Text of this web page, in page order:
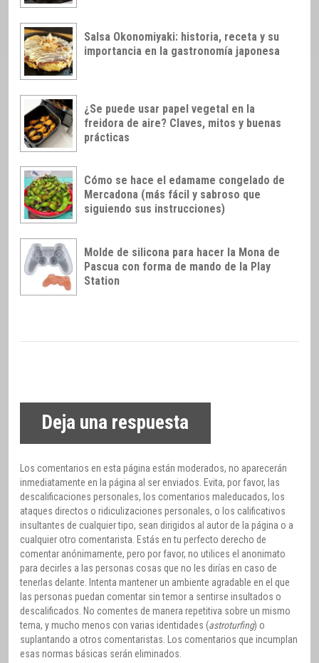
Salsa Okonomiyaki: historia, receta y su
importancia en la gastronomía japonesa
¿Se puede usar papel vegetal en la
freidora de aire? Claves, mitos y buenas
prácticas
Cómo se hace el edamame congelado de
Mercadona (más fácil y sabroso que
siguiendo sus instrucciones)
Molde de silicona para hacer la Mona de
Pascua con forma de mando de la Play
Station
Deja una respuesta
Los comentarios en esta página están moderados, no aparecerán
inmediatamente en la página al ser enviados. Evita, por favor, las
descalificaciones personales, los comentarios maleducados, los
ataques directos o ridiculizaciones personales, o los calificativos
insultantes de cualquier tipo, sean dirigidos al autor de la página o a
cualquier otro comentarista. Estás en tu perfecto derecho de
comentar anónimamente, pero por favor, no utilices el anonimato
para decirles a las personas cosas que no les dirías en caso de
tenerlas delante. Intenta mantener un ambiente agradable en el que
las personas puedan comentar sin temor a sentirse insultados o
descalificados. No comentes de manera repetitiva sobre un mismo
tema, y mucho menos con varias identidades (astroturfing) o
suplantando a otros comentaristas. Los comentarios que incumplan
esas normas básicas serán eliminados.